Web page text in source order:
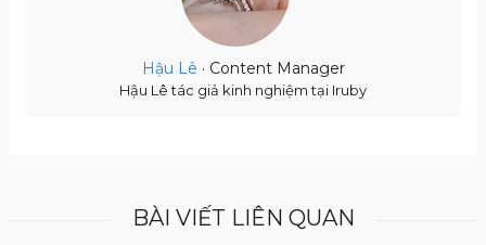
Hậu Lê · Content Manager
Hậu Lê tác giả kinh nghiệm tại Iruby
BÀI VIẾT LIÊN QUAN